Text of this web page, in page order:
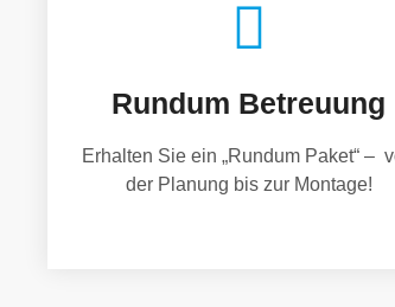
Rundum Betreuung
Erhalten Sie ein „Rundum Paket“ –
der Planung bis zur Montage!